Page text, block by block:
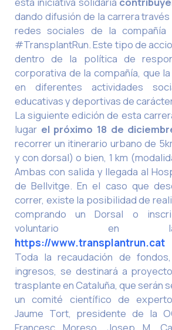
dando difusión de la carrera
redes sociales de la compañía
#TransplantRun. Este tipo de
dentro de la política de
corporativa de la compañía, que
en diferentes actividades
educativas y deportivas de
La siguiente edición de esta
lugar el próximo 18 de
recorrer un itinerario urbano de
y con dorsal) o bien, 1 km
Ambas con salida y llegada al
de Bellvitge. En el caso que
correr, existe la posibilidad de
comprando un Dorsal o
voluntario en
https://www.transplantrun.cat
Toda la recaudación de
ingresos, se destinará a
trasplante en Cataluña, que serán
un comité científico de
Jaume Tort, presidente de la